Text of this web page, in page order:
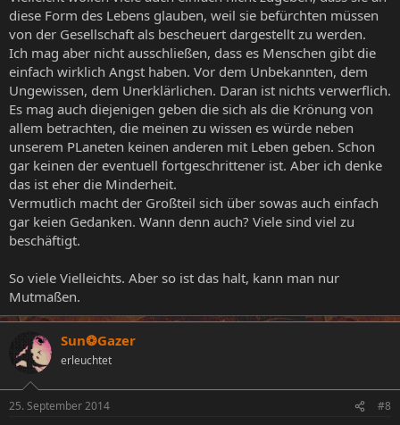
diese Form des Lebens glauben, weil sie befürchten müssen
von der Gesellschaft als bescheuert dargestellt zu werden.
Ich mag aber nicht ausschließen, dass es Menschen gibt die
einfach wirklich Angst haben. Vor dem Unbekannten, dem
Ungewissen, dem Unerklärlichen. Daran ist nichts verwerflich.
Es mag auch diejenigen geben die sich als die Krönung von
allem betrachten, die meinen zu wissen es würde neben
unserem PLaneten keinen anderen mit Leben geben. Schon
gar keinen der eventuell fortgeschrittener ist. Aber ich denke
das ist eher die Minderheit.
Vermutlich macht der Großteil sich über sowas auch einfach
gar keien Gedanken. Wann denn auch? Viele sind viel zu
beschäftigt.
So viele Vielleichts. Aber so ist das halt, kann man nur
Mutmaßen.
Sun❂Gazer
erleuchtet
25. September 2014 #8